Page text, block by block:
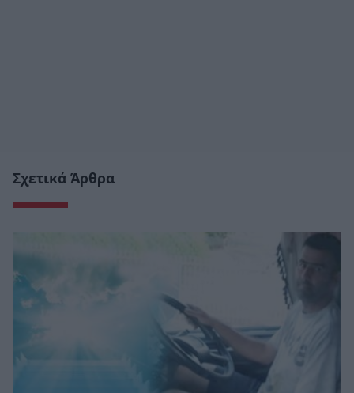
Σχετικά Άρθρα